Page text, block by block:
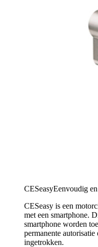
CESeasyEenvoudig
CESeasy is een
met een smartphone.
smartphone worden
permanente
ingetrokken.